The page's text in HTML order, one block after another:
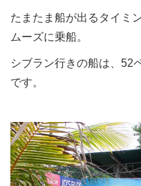
たまたま船が出るタイミ
ムーズに乗船。
シブラン行きの船は、52
です。